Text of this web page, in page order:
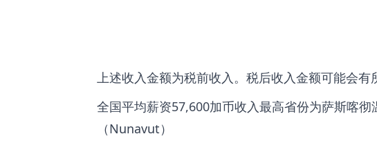
上述收入金额为税前收入。税后收入金额可能会有
全国平均薪资57,600加币收入最高省份为萨斯喀
（Nunavut）